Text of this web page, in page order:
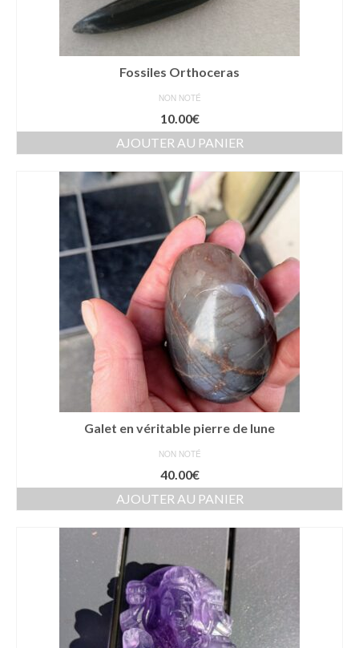
Fossiles Orthoceras
NON NOTÉ
10.00€
AJOUTER AU PANIER
Galet en véritable pierre de lune
NON NOTÉ
40.00€
AJOUTER AU PANIER